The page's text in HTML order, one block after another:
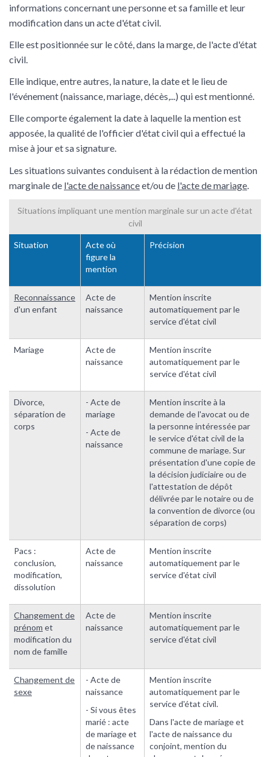
informations concernant une personne et sa famille et leur
modification dans un acte d'état civil.
Elle est positionnée sur le côté, dans la marge, de l'acte d'état
civil.
Elle indique, entre autres, la nature, la date et le lieu de
l'événement (naissance, mariage, décès,...) qui est mentionné.
Elle comporte également la date à laquelle la mention est
apposée, la qualité de l'officier d'état civil qui a effectué la
mise à jour et sa signature.
Les situations suivantes conduisent à la rédaction de mention
marginale de l'acte de naissanceet/ou de l'acte de mariage
Situations impliquant une mention marginale sur un acte d'état
civil
Situation
Acte où
figure la
mention
Précision
Reconnaissance
d'un enfant
Acte de
naissance
Mention inscrite
automatiquement par le
service d'état civil
Mariage
Acte de
naissance
Mention inscrite
automatiquement par le
service d'état civil
Divorce,
séparation de
corps
- Acte de
mariage
- Acte de
naissance
Mention inscrite à la
demande de l'avocat ou de
la personne intéressée par
le service d'état civil de la
commune de mariage. Sur
présentation d'une copie de
la décision judiciaire ou de
l'attestation de dépôt
délivrée par le notaire ou de
la convention de divorce (ou
séparation de corps)
Pacs :
conclusion,
modification,
dissolution
Acte de
naissance
Mention inscrite
automatiquement par le
service d'état civil
Changement de
prénom et
modification du
nom de famille
Acte de
naissance
Mention inscrite
automatiquement par le
service d'état civil
Changement de
sexe
- Acte de
naissance
- Si vous êtes
marié : acte
de mariage et
de naissance
Mention inscrite
automatiquement par le
service d'état civil.
Dans l'acte de mariage et
l'acte de naissance du
conjoint, mention du